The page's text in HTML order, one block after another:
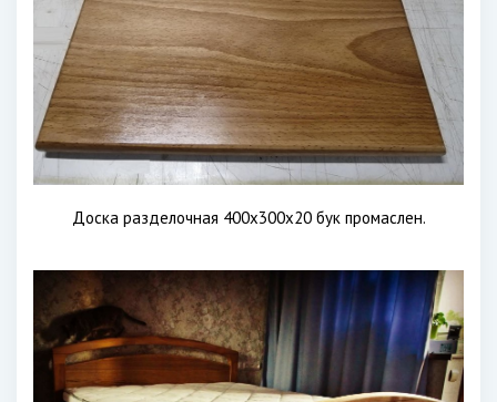
Доска разделочная 400х300х20 бук промаслен.